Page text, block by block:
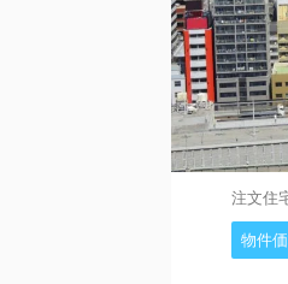
注⽂住
物件